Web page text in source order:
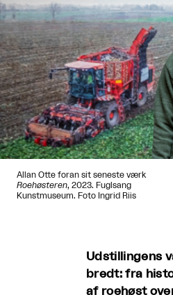
Allan Otte foran sit seneste værk
Roehøsteren, 2023. Fuglsang
Kunstmuseum. Foto Ingrid Riis
Udstillingens
bredt: fra
af roehøst